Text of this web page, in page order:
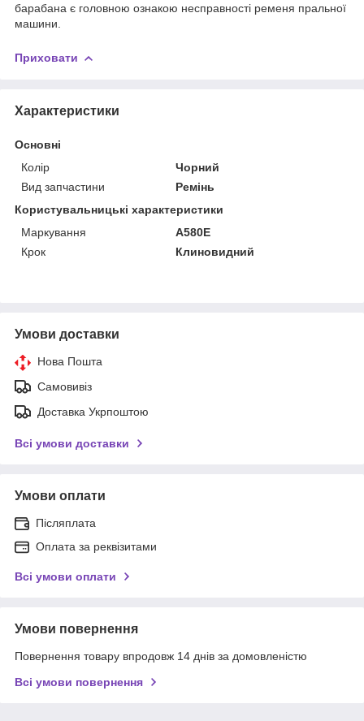
барабана є головною ознакою несправності ременя пральної
машини.
Приховати
Характеристики
Основні
Колір
Чорний
Вид запчастини
Ремінь
Користувальницькі характеристики
Маркування
А580Е
Крок
Клиновидний
Умови доставки
Нова Пошта
Самовивіз
Доставка Укрпоштою
Всі умови доставки
Умови оплати
Післяплата
Оплата за реквізитами
Всі умови оплати
Умови повернення
Повернення товару впродовж 14 днів за домовленістю
Всі умови повернення